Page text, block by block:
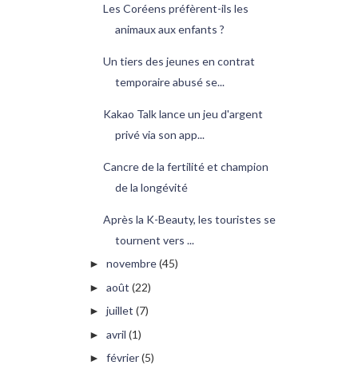
Les Coréens préfèrent-ils les
animaux aux enfants ?
Un tiers des jeunes en contrat
temporaire abusé se...
Kakao Talk lance un jeu d'argent
privé via son app...
Cancre de la fertilité et champion
de la longévité
Après la K-Beauty, les touristes se
tournent vers ...
► novembre(45)
► août (22)
► juillet (7)
► avril (1)
► février(5)